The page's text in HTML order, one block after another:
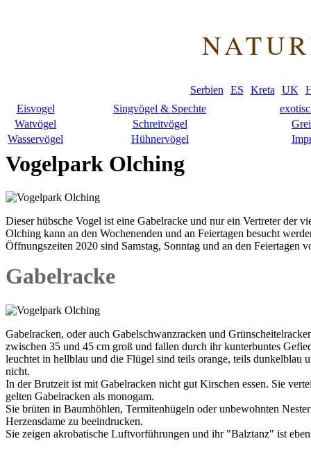
Serbien ES Kreta UK
Eisvogel
Singvögel & Spechte
Watvögel
Schreitvögel
Wasservögel
Hühnervögel
Vogelpark Olching
Dieser hübsche Vogel ist eine Gabelracke und nur ein Vertreter der
Olching kann an den Wochenenden und an Feiertagen besucht
Öffnungszeiten 2020 sind Samstag, Sonntag und an den Feiertagen
Gabelracke
Gabelracken, oder auch Gabelschwanzracken und
zwischen 35 und 45 cm groß und fallen durch ihr kunterbuntes
leuchtet in hellblau und die Flügel sind teils orange, teils dunkelblau
nicht.
In der Brutzeit ist mit Gabelracken nicht gut Kirschen essen. Sie
gelten Gabelracken als monogam.
Sie brüten in Baumhöhlen, Termitenhügeln oder unbewohnten
Herzensdame zu beeindrucken.
Sie zeigen akrobatische Luftvorführungen und ihr "Balztanz" ist